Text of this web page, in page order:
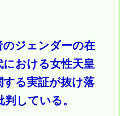
のジェンダーの在
における女性天皇
る実証が抜け落
している。